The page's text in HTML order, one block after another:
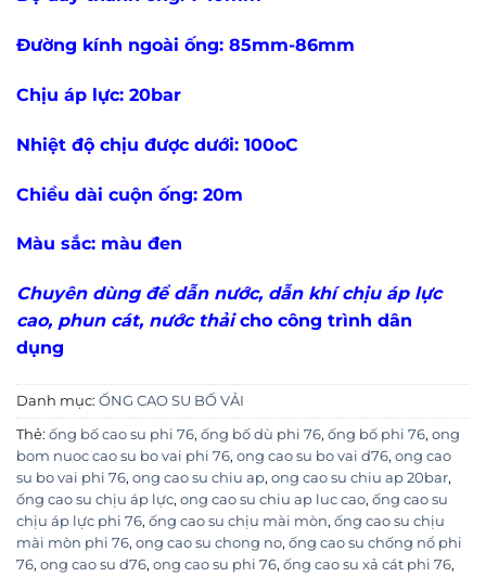
Đường kính ngoài ống: 85mm-86mm
Chịu áp lực: 20bar
Nhiệt độ chịu được dưới: 100oC
Chiều dài cuộn ống: 20m
Màu sắc: màu đen
Chuyên dùng để dẫn nước, dẫn khí chịu áp lực
cao, phun cát, nước thảicho công trình dân
dụng
Danh mục: ỐNG CAO SU BỐ VẢI
Thẻ: ống bố cao su phi 76, ống bố dù phi 76, ống bố phi 76, ong
bom nuoc cao su bo vai phi 76, ong cao su bo vai d76, ong cao
su bo vai phi 76, ong cao su chiu ap, ong cao su chiu ap 20bar,
ống cao su chịu áp lực, ong cao su chiu ap luc cao, ống cao su
chịu áp lực phi 76, ống cao su chịu mài mòn, ống cao su chịu
mài mòn phi 76, ong cao su chong no, ống cao su chống nổ phi
76, ong cao su d76, ong cao su phi 76, ống cao su xả cát phi 76,